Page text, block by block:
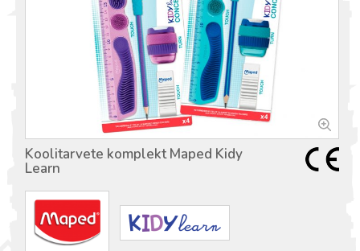
Koolitarvete komplekt Maped Kidy
Learn